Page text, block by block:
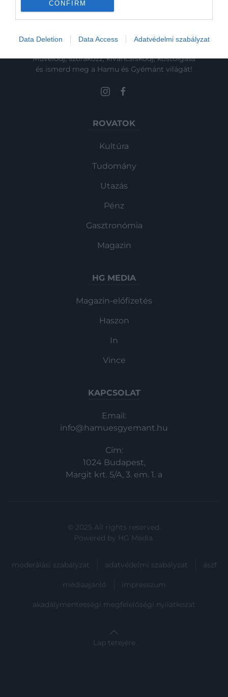
CONFIRM
Data Deletion Data Access Adatvédelmi szabályzat
Művelődj, szórakozz, kíváncsiskodj, kóstolgass
és ismerd meg a Hamu és Gyémánt világát!
ROVATOK
Kultúra
Tudomány
Utazás
Pénz
Gasztronómia
Magazin
HG MEDIA
Magazin-előfizetés
Haszon
In
Vince
KAPCSOLAT
Email:
info@hamuesgyemant.hu
Cím:
1024 Budapest,
Margit krt. 5/A, 3. em. 1. a
© 2025 All rights reserved.
Powered by HG Media.
moderálási szabályzat adatvédelmi szabályzat ászf
médiaajánló impresszum
akadálymentességi megfelelőségi nyilatkozat
Lap tetejére